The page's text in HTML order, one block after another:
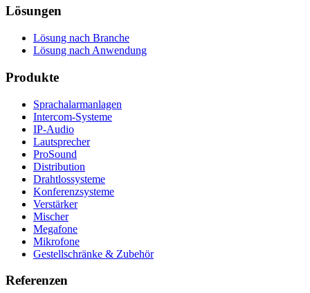
Lösungen
Lösung nach Branche
Lösung nach Anwendung
Produkte
Sprachalarmanlagen
Intercom-Systeme
IP-Audio
Lautsprecher
ProSound
Distribution
Drahtlossysteme
Konferenzsysteme
Verstärker
Mischer
Megafone
Mikrofone
Gestellschränke & Zubehör
Referenzen